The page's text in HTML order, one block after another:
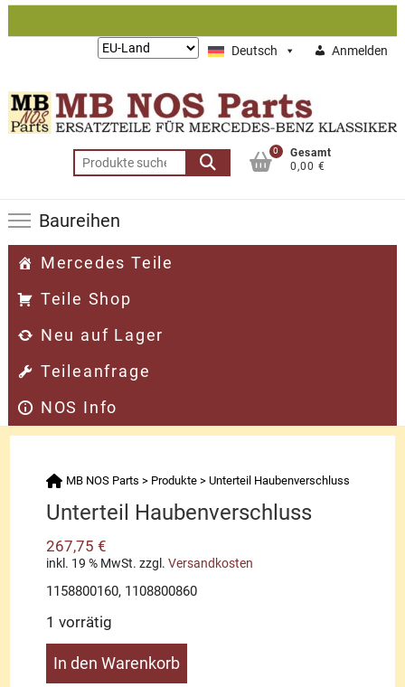
Zum
Deutsch Anmelden
Lieferung
Suchen
nach:
0
Gesamt
0,00 €
Baureihen
Mercedes Teile
Teile Shop
Neu auf Lager
Teileanfrage
NOS Info
MB NOS Parts > Produkte >Unterteil Haubenverschluss
Unterteil Haubenverschluss
267,75€
inkl. 19 % MwSt. zzgl.Versandkosten
1158800160, 1108800860
1 vorrätig
Unterteil
In den Warenkorb